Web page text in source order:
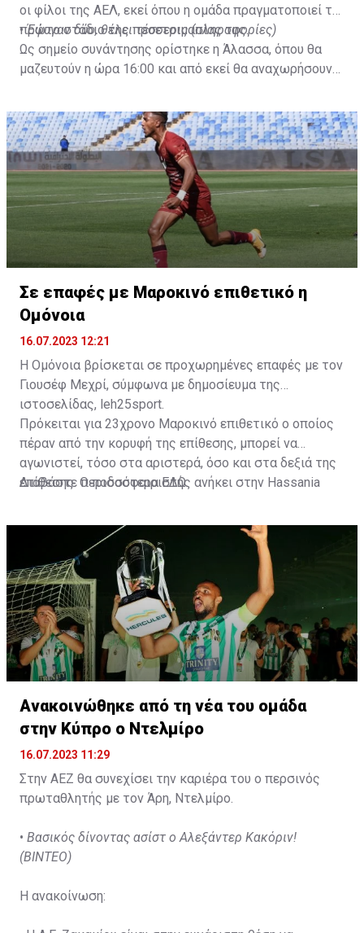
οι φίλοι της ΑΕΛ, εκεί όπου η ομάδα πραγματοποιεί το
πρώτο στάδιο της προετοιμασίας της.
•Έφυγαν δύο, θέλει τέσσερις (πληροφορίες)
Ως σημείο συνάντησης ορίστηκε η Άλασσα, όπου θα
μαζευτούν η ώρα 16:00 και από εκεί θα αναχωρήσουν
δώοσυν το παρών τους στην απογευματινή προπόνηση
της ομάδας.
Σε επαφές με Μαροκινό επιθετικό η
Ομόνοια
16.07.2023 12:21
Η Ομόνοια βρίσκεται σε προχωρημένες επαφές με τον
Γιουσέφ Μεχρί, σύμφωνα με δημοσίευμα της
ιστοσελίδας, leh25sport.
Πρόκειται για 23χρονο Μαροκινό επιθετικό ο οποίος
πέραν από την κορυφή της επίθεσης, μπορεί να
αγωνιστεί, τόσο στα αριστερά, όσο και στα δεξιά της
επίθεσης. Ο ποδοσφαιριστής ανήκει στην Hassania
2026.
Διαβάστε περισσότεραΕΔΩ.
Ανακοινώθηκε από τη νέα του ομάδα
στην Κύπρο ο Ντελμίρο
16.07.2023 11:29
Στην ΑΕΖ θα συνεχίσει την καριέρα του ο περσινός
πρωταθλητής με τον Άρη, Ντελμίρο.
• Βασικός δίνοντας ασίστ ο Αλεξάντερ Κακόριν!
(ΒΙΝΤΕΟ)
Η ανακοίνωση: